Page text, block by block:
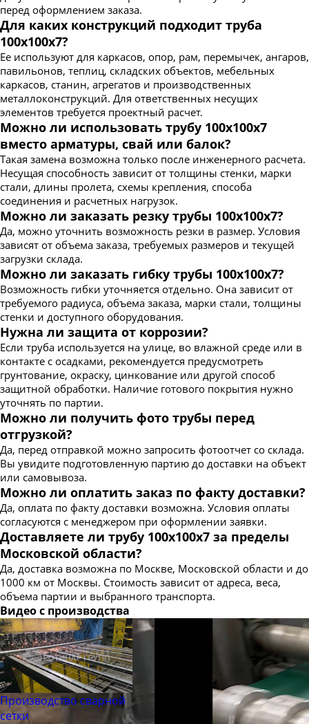
перед оформлением заказа.
Для каких конструкций подходит труба
100х100х7?
Ее используют для каркасов, опор, рам, перемычек, ангаров,
павильонов, теплиц, складских объектов, мебельных
каркасов, станин, агрегатов и производственных
металлоконструкций. Для ответственных несущих
элементов требуется проектный расчет.
Можно ли использовать трубу 100х100х7
вместо арматуры, свай или балок?
Такая замена возможна только после инженерного расчета.
Несущая способность зависит от толщины стенки, марки
стали, длины пролета, схемы крепления, способа
соединения и расчетных нагрузок.
Можно ли заказать резку трубы 100х100х7?
Да, можно уточнить возможность резки в размер. Условия
зависят от объема заказа, требуемых размеров и текущей
загрузки склада.
Можно ли заказать гибку трубы 100х100х7?
Возможность гибки уточняется отдельно. Она зависит от
требуемого радиуса, объема заказа, марки стали, толщины
стенки и доступного оборудования.
Нужна ли защита от коррозии?
Если труба используется на улице, во влажной среде или в
контакте с осадками, рекомендуется предусмотреть
грунтование, окраску, цинкование или другой способ
защитной обработки. Наличие готового покрытия нужно
уточнять по партии.
Можно ли получить фото трубы перед
отгрузкой?
Да, перед отправкой можно запросить фотоотчет со склада.
Вы увидите подготовленную партию до доставки на объект
или самовывоза.
Можно ли оплатить заказ по факту доставки?
Да, оплата по факту доставки возможна. Условия оплаты
согласуются с менеджером при оформлении заявки.
Доставляете ли трубу 100х100х7 за пределы
Московской области?
Да, доставка возможна по Москве, Московской области и до
1000 км от Москвы. Стоимость зависит от адреса, веса,
объема партии и выбранного транспорта.
Видео с производства
Производство сварной
сетки